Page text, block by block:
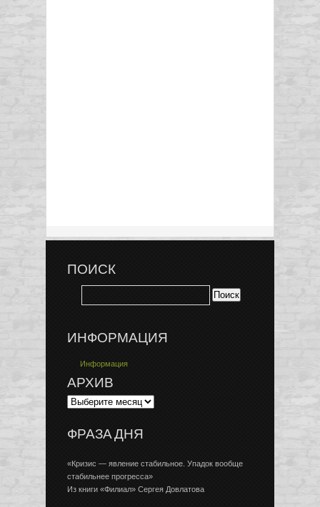
ПОИСК
ИНФОРМАЦИЯ
Информация
АРХИВ
ФРАЗА ДНЯ
«Кризис — явление стабильное. Упадок вообще
стабильнее прогресса»
Из книги «Филиал» Сергея Довлатова